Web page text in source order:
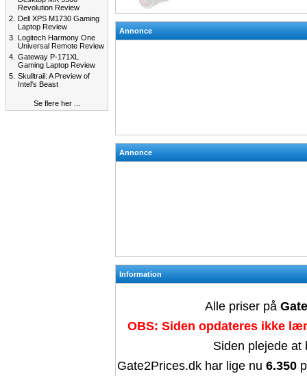
Revolution Review
2. Dell XPS M1730 Gaming
Laptop Review
3. Logitech Harmony One
Universal Remote Review
4. Gateway P-171XL
Gaming Laptop Review
5. Skulltrail: A Preview of
Intel's Beast
Se flere her ...
Annonce
Annonce
Information
Alle priser på
OBS: Siden opdateres ikke
Siden plejede
Gate2Prices.dk har lige nu6.350